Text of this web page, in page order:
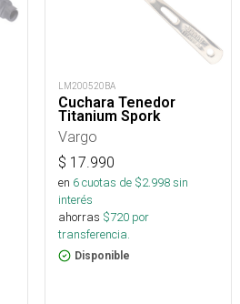
LM200520BA
Cuchara Tenedor
Titanium Spork
Vargo
$ 17.990
en 6cuotas de $2.998sin
interés
ahorras $720 por
transferencia.
Disponible